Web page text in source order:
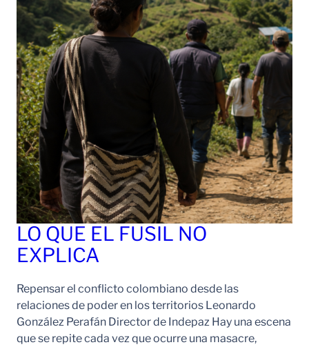
LO QUE EL FUSIL NO
EXPLICA
Repensar el conflicto colombiano desde las
relaciones de poder en los territorios Leonardo
González Perafán Director de Indepaz Hay una escena
que se repite cada vez que ocurre una masacre,